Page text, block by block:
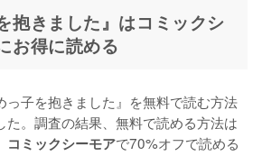
抱きました』はコミックシ
お得に読める
っ子を抱きました』を無料で読む方法
た。調査の結果、無料で読める方法は
コミックシーモアで70%オフで読める